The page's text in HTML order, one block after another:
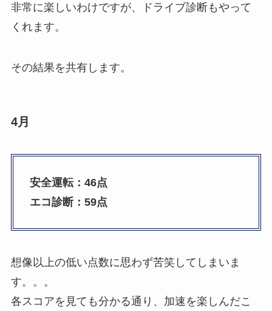
非常に楽しいわけですが、ドライブ診断もやって
くれます。
その結果を共有します。
4月
安全運転：46点
エコ診断：59点
想像以上の低い点数に思わず苦笑してしまいま
す。。。
各スコアを見ても分かる通り、加速を楽しんだこ